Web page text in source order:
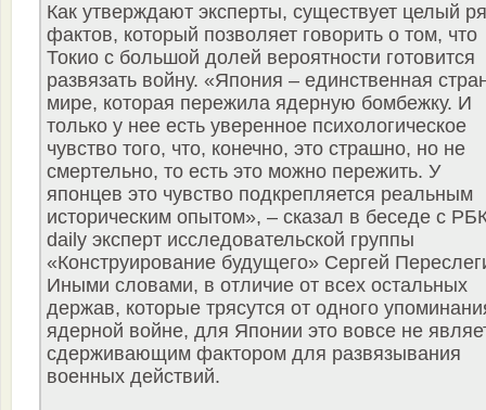
Как утверждают эксперты, существует целый
фактов, который позволяет говорить о том, что
Токио с большой долей вероятности готовится
развязать войну. «Япония – единственная
мире, которая пережила ядерную бомбежку. И
только у нее есть уверенное психологическое
чувство того, что, конечно, это страшно, но не
смертельно, то есть это можно пережить. У
японцев это чувство подкрепляется реальным
историческим опытом», – сказал в беседе с
daily эксперт исследовательской группы
«Конструирование будущего» Сергей
Иными словами, в отличие от всех остальных
держав, которые трясутся от одного
ядерной войне, для Японии это вовсе не
сдерживающим фактором для развязывания
военных действий.